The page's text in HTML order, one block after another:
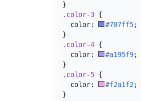
}
.color-3 {
  color:
#707ff5;
}
.color-4 {
  color:
#a195f9;
}
.color-5 {
  color:
#f2a1f2 ;
}